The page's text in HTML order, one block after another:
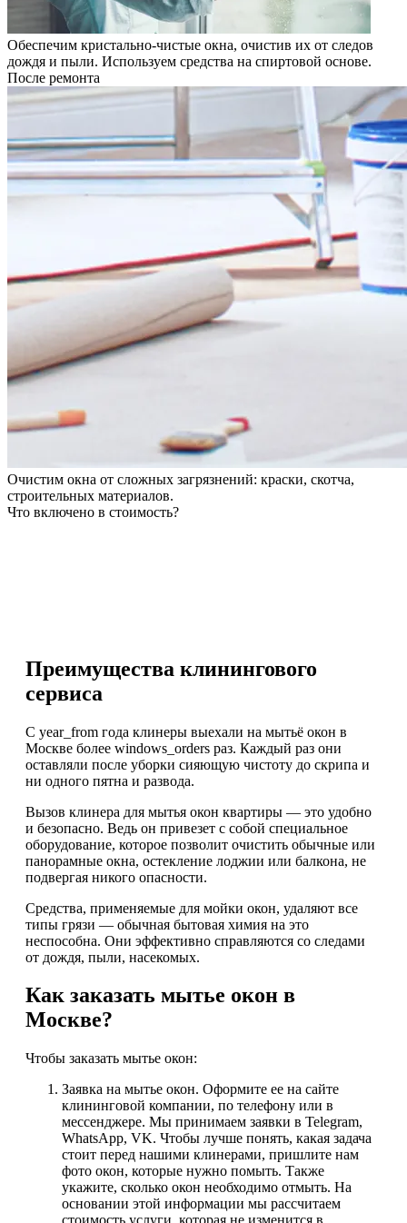
Обеспечим кристально-чистые окна, очистив их от следов
дождя и пыли. Используем средства на спиртовой основе.
После ремонта
Очистим окна от сложных загрязнений: краски, скотча,
строительных материалов.
Что включено в стоимость?
Преимущества клинингового
сервиса
С year_from года клинеры выехали на мытьё окон в
Москве более windows_orders раз. Каждый раз они
оставляли после уборки сияющую чистоту до скрипа и
ни одного пятна и развода.
Вызов клинера для мытья окон квартиры — это удобно
и безопасно. Ведь он привезет с собой специальное
оборудование, которое позволит очистить обычные или
панорамные окна, остекление лоджии или балкона, не
подвергая никого опасности.
Средства, применяемые для мойки окон, удаляют все
типы грязи — обычная бытовая химия на это
неспособна. Они эффективно справляются со следами
от дождя, пыли, насекомых.
Как заказать мытье окон в
Москве?
Чтобы заказать мытье окон:
Заявка на мытье окон. Оформите ее на сайте
клининговой компании, по телефону или в
мессенджере. Мы принимаем заявки в Telegram,
WhatsApp, VK. Чтобы лучше понять, какая задача
стоит перед нашими клинерами, пришлите нам
фото окон, которые нужно помыть. Также
укажите, сколько окон необходимо отмыть. На
основании этой информации мы рассчитаем